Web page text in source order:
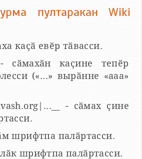
пултаракан Wiki
каҫӑ евӗр тӑвасси.
- сӑмахӑн каҫине тепӗр
(«...» вырӑнне «ааа»
- сӑмах ҫине
шрифтпа палӑртасси.
шрифтпа палӑртасси.